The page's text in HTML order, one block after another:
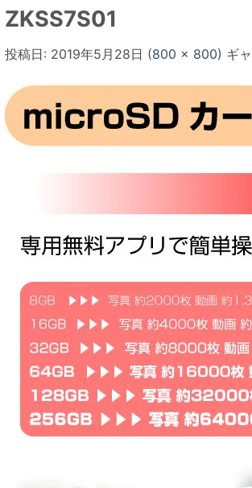
ZKSS7S01
投稿日: 2019年5月28日 (800 × 800) ギ